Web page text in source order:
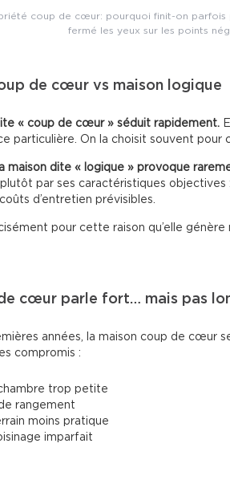
coup de cœur: pourquoi finit-on parfois
fermé les yeux sur les points
de cœur vs maison logique
« coup de cœur » séduit rapidement.
particulière. On la choisit souvent pour
maison dite « logique » provoque
plutôt par ses caractéristiques
d’entretien prévisibles.
pour cette raison qu’elle
cœur parle fort… mais pas
années, la maison coup de cœur
compromis :
trop petite
rangement
moins pratique
imparfait